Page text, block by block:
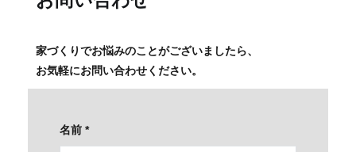
家づくりでお悩みのことがございましたら、
お気軽にお問い合わせください。
名前 *